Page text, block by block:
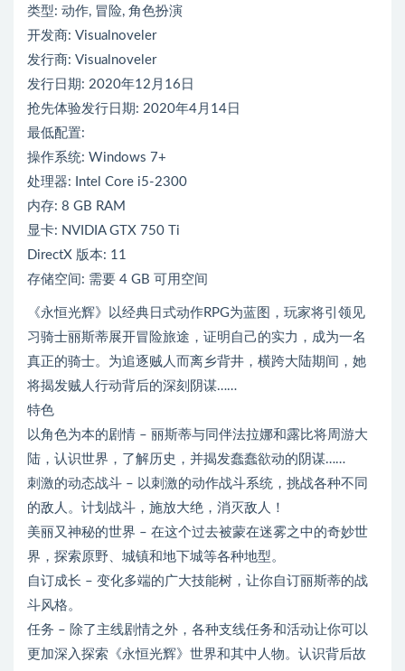
类型: 动作, 冒险, 角色扮演
开发商: Visualnoveler
发行商: Visualnoveler
发行日期: 2020年12月16日
抢先体验发行日期: 2020年4月14日
最低配置:
操作系统: Windows 7+
处理器: Intel Core i5-2300
内存: 8 GB RAM
显卡: NVIDIA GTX 750 Ti
DirectX 版本: 11
存储空间: 需要 4 GB 可用空间
《永恒光辉》以经典日式动作RPG为蓝图，玩家将引领见
习骑士丽斯蒂展开冒险旅途，证明自己的实力，成为一名
真正的骑士。为追逐贼人而离乡背井，横跨大陆期间，她
将揭发贼人行动背后的深刻阴谋……
特色
以角色为本的剧情 – 丽斯蒂与同伴法拉娜和露比将周游大
陆，认识世界，了解历史，并揭发蠢蠢欲动的阴谋……
刺激的动态战斗 – 以刺激的动作战斗系统，挑战各种不同
的敌人。计划战斗，施放大绝，消灭敌人！
美丽又神秘的世界 – 在这个过去被蒙在迷雾之中的奇妙世
界，探索原野、城镇和地下城等各种地型。
自订成长 – 变化多端的广大技能树，让你自订丽斯蒂的战
斗风格。
任务 – 除了主线剧情之外，各种支线任务和活动让你可以
更加深入探索《永恒光辉》世界和其中人物。认识背后故